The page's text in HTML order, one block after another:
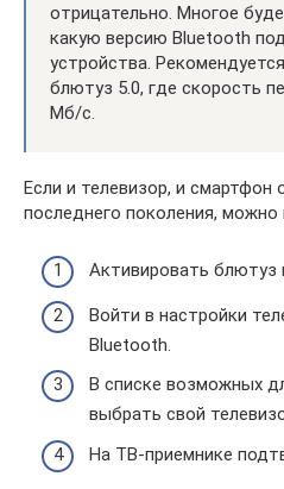
отрицательно. Многое
какую версию Bluetooth
устройства.
блютуз 5.0, где скорость
Мб/с.
Если и телевизор, и
последнего поколения,
Активировать блютуз
Войти в настройки
Bluetooth.
В списке возможных
выбрать свой
На ТВ-приемнике